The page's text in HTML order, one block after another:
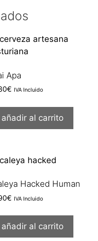
Apa
€ IVA Incluido
añadir al carrito
Hacked Human
€ IVA Incluido
añadir al carrito